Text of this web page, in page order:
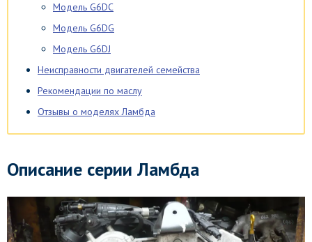
Модель G6DC
Модель G6DG
Модель G6DJ
Неисправности двигателей семейства
Рекомендации по маслу
Отзывы о моделях Ламбда
Описание серии Ламбда